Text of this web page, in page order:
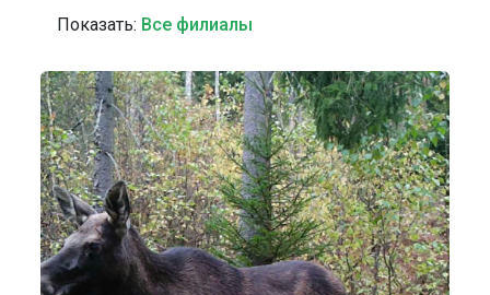
Показать: Все филиалы